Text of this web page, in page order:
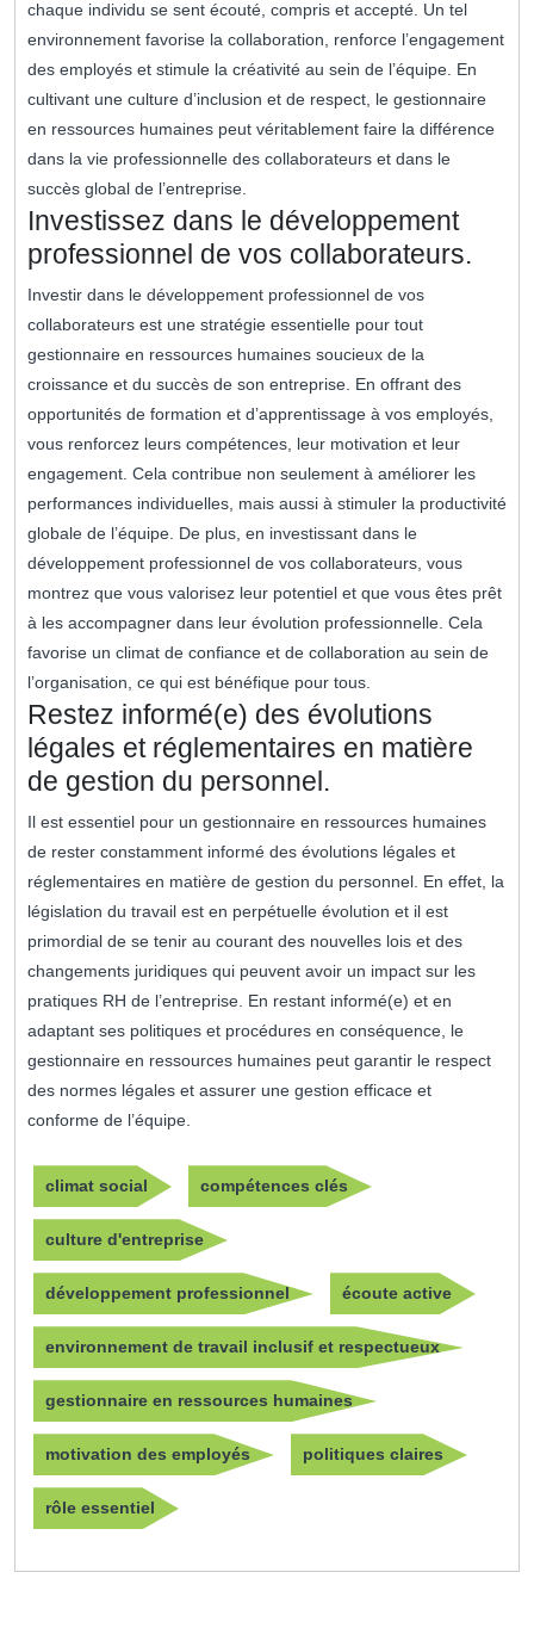
chaque individu se sent écouté, compris et accepté. Un tel
environnement favorise la collaboration, renforce l’engagement
des employés et stimule la créativité au sein de l’équipe. En
cultivant une culture d’inclusion et de respect, le gestionnaire
en ressources humaines peut véritablement faire la différence
dans la vie professionnelle des collaborateurs et dans le
succès global de l’entreprise.
Investissez dans le développement
professionnel de vos collaborateurs.
Investir dans le développement professionnel de vos
collaborateurs est une stratégie essentielle pour tout
gestionnaire en ressources humaines soucieux de la
croissance et du succès de son entreprise. En offrant des
opportunités de formation et d’apprentissage à vos employés,
vous renforcez leurs compétences, leur motivation et leur
engagement. Cela contribue non seulement à améliorer les
performances individuelles, mais aussi à stimuler la productivité
globale de l’équipe. De plus, en investissant dans le
développement professionnel de vos collaborateurs, vous
montrez que vous valorisez leur potentiel et que vous êtes prêt
à les accompagner dans leur évolution professionnelle. Cela
favorise un climat de confiance et de collaboration au sein de
l’organisation, ce qui est bénéfique pour tous.
Restez informé(e) des évolutions
légales et réglementaires en matière
de gestion du personnel.
Il est essentiel pour un gestionnaire en ressources humaines
de rester constamment informé des évolutions légales et
réglementaires en matière de gestion du personnel. En effet, la
législation du travail est en perpétuelle évolution et il est
primordial de se tenir au courant des nouvelles lois et des
changements juridiques qui peuvent avoir un impact sur les
pratiques RH de l’entreprise. En restant informé(e) et en
adaptant ses politiques et procédures en conséquence, le
gestionnaire en ressources humaines peut garantir le respect
des normes légales et assurer une gestion efficace et
conforme de l’équipe.
climat social compétences clés
culture d'entreprise
développement professionnel écoute active
environnement de travail inclusif et respectueux
gestionnaire en ressources humaines
motivation des employés politiques claires
rôle essentiel